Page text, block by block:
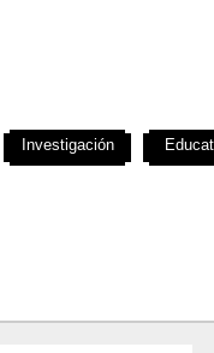
Investigación